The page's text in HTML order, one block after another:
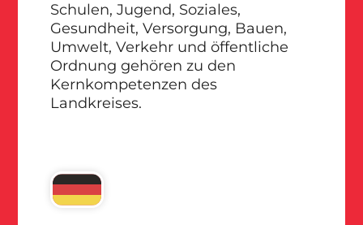
Schulen, Jugend, Soziales,
Gesundheit, Versorgung, Bauen,
Umwelt, Verkehr und öffentliche
Ordnung gehören zu den
Kernkompetenzen des
Landkreises.